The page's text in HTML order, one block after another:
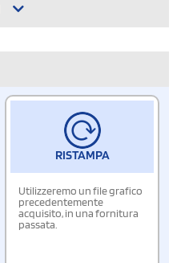
RISTAMPA
Utilizzeremo un file grafico
precedentemente
acquisito, in una fornitura
passata.